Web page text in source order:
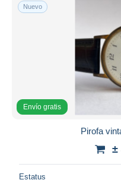
Nuevo
Envío gratis
Pirofa
±
Estatus